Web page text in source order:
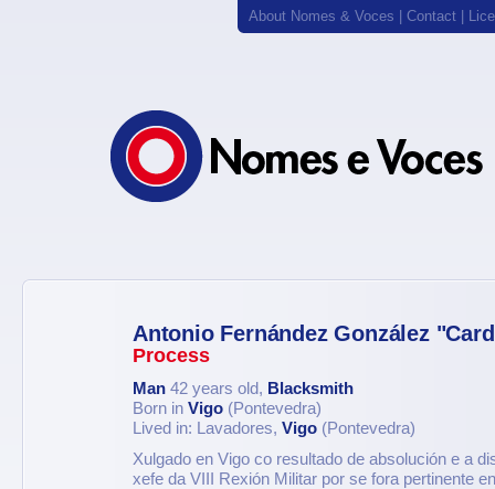
About Nomes & Voces Contact
Antonio Fernández González
Process
Man 42 years old, Blacksmith
Born in Vigo (Pontevedra)
Lived in: Lavadores, Vigo (Pontevedra)
Xulgado en Vigo co resultado de absolución e a
xefe da VIII Rexión Militar por se fora pertinente